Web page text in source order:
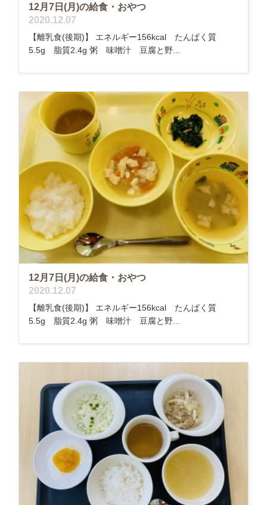
12月7日(月)の給食・おやつ
2020.12.07
【離乳食(後期)】 エネルギー156kcal たんぱく質
5.5g 脂質2.4g 粥 味噌汁 豆腐と野...
12月7日(月)の給食・おやつ
2020.12.07
【離乳食(後期)】 エネルギー156kcal たんぱく質
5.5g 脂質2.4g 粥 味噌汁 豆腐と野...